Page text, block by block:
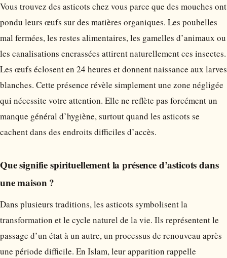
Vous trouvez des asticots chez vous parce que des mouches ont
pondu leurs œufs sur des matières organiques. Les poubelles
mal fermées, les restes alimentaires, les gamelles d’animaux ou
les canalisations encrassées attirent naturellement ces insectes.
Les œufs éclosent en 24 heures et donnent naissance aux larves
blanches. Cette présence révèle simplement une zone négligée
qui nécessite votre attention. Elle ne reflète pas forcément un
manque général d’hygiène, surtout quand les asticots se
cachent dans des endroits difficiles d’accès.
Que signifie spirituellement la présence d’asticots dans
une maison ?
Dans plusieurs traditions, les asticots symbolisent la
transformation et le cycle naturel de la vie. Ils représentent le
passage d’un état à un autre, un processus de renouveau après
une période difficile. En Islam, leur apparition rappelle